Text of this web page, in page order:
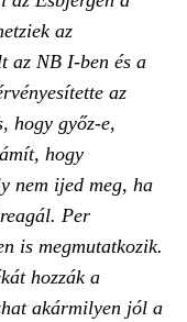
az
az NB I-ben és a
az
hogy győz-e,
hogy
nem ijed meg, ha
Per
is megmutatkozik.
hozzák a
akármilyen jól a